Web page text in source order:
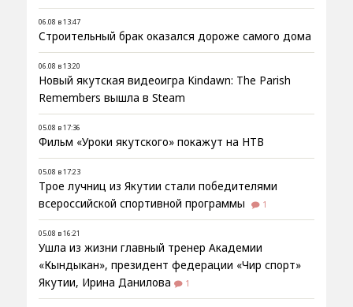
06.08 в 13:47
Строительный брак оказался дороже самого дома
06.08 в 13:20
Новый якутская видеоигра Kindawn: The Parish
Remembers вышла в Steam
05.08 в 17:36
Фильм «Уроки якутского» покажут на НТВ
05.08 в 17:23
Трое лучниц из Якутии стали победителями
всероссийской спортивной программы
1
05.08 в 16:21
Ушла из жизни главный тренер Академии
«Кындыкан», президент федерации «Чир спорт»
Якутии, Ирина Данилова
1